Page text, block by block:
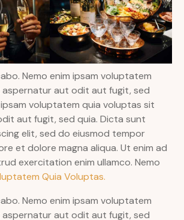
Nemo enim ipsam voluptatem
aut odit aut fugit, sed
ipsam voluptatem quia voluptas sit
aut fugit, sed quia. Dicta sunt
elit, sed do eiusmod tempor
et dolore magna aliqua. Ut enim ad
exercitation enim ullamco. Nemo
Quia Voluptas.
Nemo enim ipsam voluptatem
aut odit aut fugit, sed